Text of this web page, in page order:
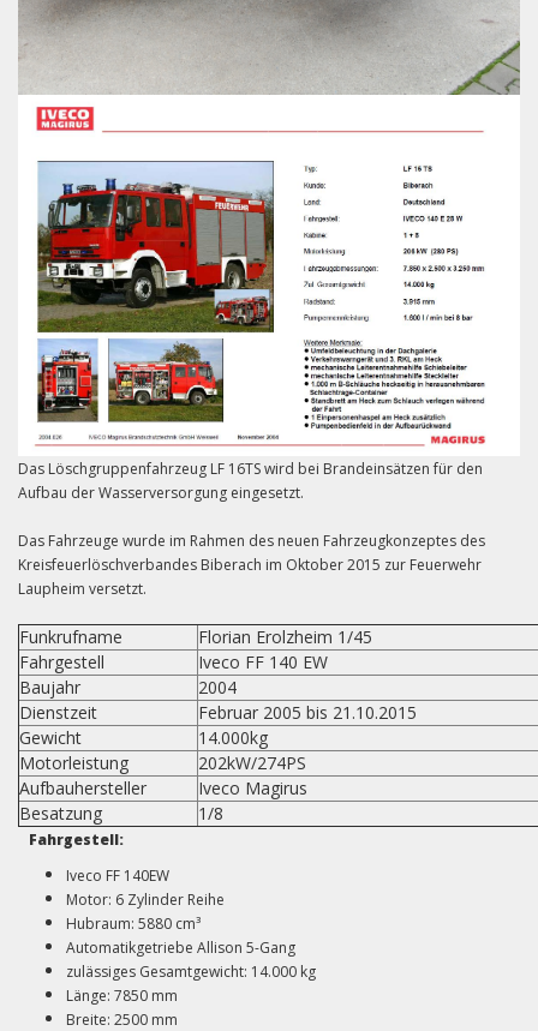
Das Löschgruppenfahrzeug LF 16TS wird bei Brandeinsätzen für den
Aufbau der Wasserversorgung eingesetzt.
Das Fahrzeuge wurde im Rahmen des neuen Fahrzeugkonzeptes des
Kreisfeuerlöschverbandes Biberach im Oktober 2015 zur Feuerwehr
Laupheim versetzt.
Funkrufname
Florian Erolzheim 1/45
Fahrgestell
Iveco FF 140 EW
Baujahr
2004
Dienstzeit
Februar 2005 bis 21.10.2015
Gewicht
14.000kg
Motorleistung
202kW/274PS
Aufbauhersteller
Iveco Magirus
Besatzung
1/8
Fahrgestell:
Iveco FF 140EW
Motor: 6 Zylinder Reihe
Hubraum: 5880 cm³
Automatikgetriebe Allison 5-Gang
zulässiges Gesamtgewicht: 14.000 kg
Länge: 7850 mm
Breite: 2500 mm